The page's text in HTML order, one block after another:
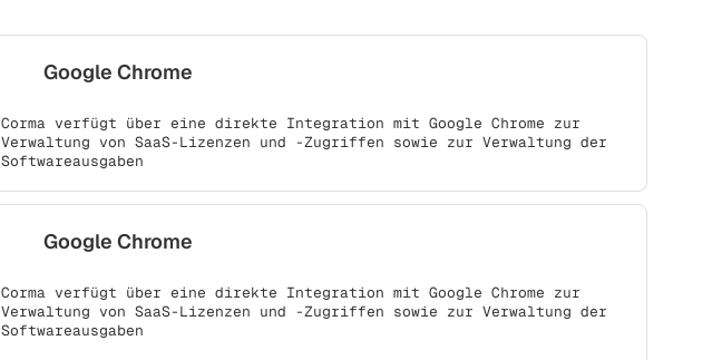
Google Chrome
Corma verfügt über eine direkte Integration mit Google Chrome zur
Verwaltung von SaaS-Lizenzen und -Zugriffen sowie zur Verwaltung der
Softwareausgaben
Google Chrome
Corma verfügt über eine direkte Integration mit Google Chrome zur
Verwaltung von SaaS-Lizenzen und -Zugriffen sowie zur Verwaltung der
Softwareausgaben